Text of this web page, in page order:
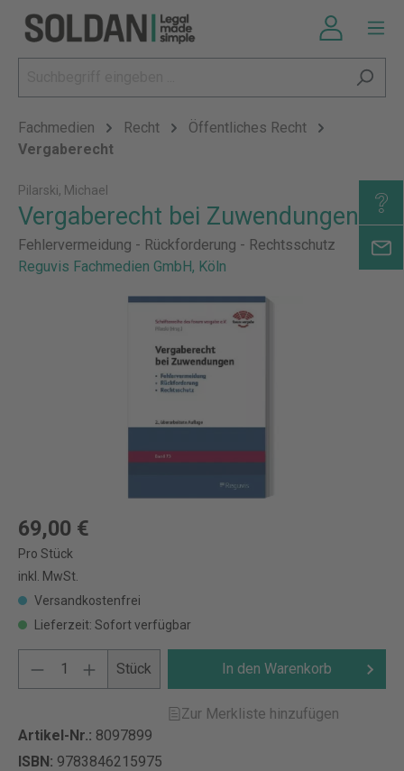
Fachmedien Recht
Öffentliches Recht
Vergaberecht
Pilarski, Michael
Vergaberecht bei Zuwendungen
Fehlervermeidung - Rückforderung - Rechtsschutz
Reguvis Fachmedien GmbH, Köln
69,00 €
Pro Stück
inkl. MwSt.
Versandkostenfrei
Lieferzeit: Sofort verfügbar
Stück In den Warenkorb
Zur Merkliste hinzufügen
Artikel-Nr.: 8097899
ISBN: 9783846215975